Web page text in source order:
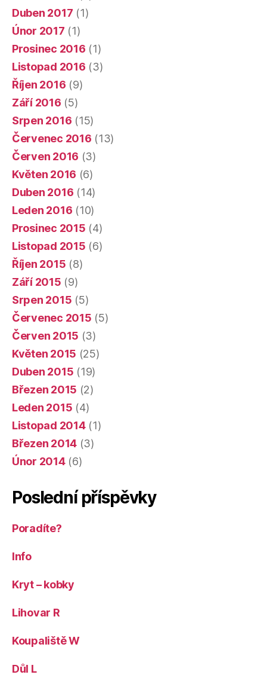
Duben 2017 (1)
Únor 2017 (1)
Prosinec 2016 (1)
Listopad 2016 (3)
Říjen 2016 (9)
Září 2016 (5)
Srpen 2016 (15)
Červenec 2016 (13)
Červen 2016 (3)
Květen 2016 (6)
Duben 2016 (14)
Leden 2016 (10)
Prosinec 2015 (4)
Listopad 2015 (6)
Říjen 2015 (8)
Září 2015 (9)
Srpen 2015 (5)
Červenec 2015 (5)
Červen 2015 (3)
Květen 2015 (25)
Duben 2015 (19)
Březen 2015 (2)
Leden 2015 (4)
Listopad 2014(1)
Březen 2014 (3)
Únor 2014(6)
Poslední příspěvky
Poradíte?
Info
Kryt – kobky
Lihovar R
Koupaliště W
Důl L